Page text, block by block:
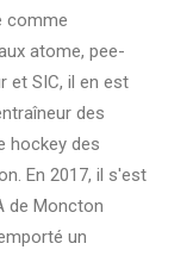
comme
atome, pee-
et SIC, il en est
des
hockey des
En 2017, il s'est
de Moncton
un